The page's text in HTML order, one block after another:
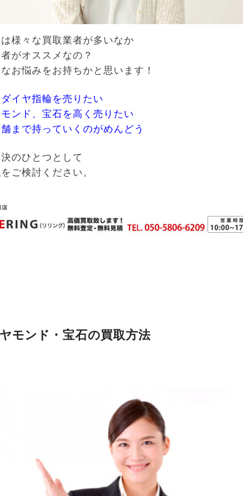
様々な買取業者が多いなか
がオススメなの？
お悩みをお持ちかと思います！
イヤ指輪を売りたい
ンド、宝石を高く売りたい
まで持っていくのがめんどう
のひとつとして
をご検討ください。
モンド・宝石の買取方法